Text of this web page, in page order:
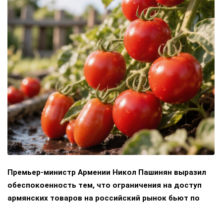
Премьер-министр Армении Никол Пашинян выразил
обеспокоенность тем, что ограничения на доступ
армянских товаров на российский рынок бьют по